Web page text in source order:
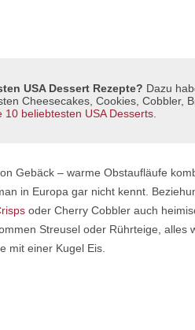
USA Dessert Rezepte? Dazu
Cheesecakes, Cookies, Cobbler,
10 beliebtesten USA Desserts
Gebäck – warme Obstaufläufe
in Europa gar nicht kennt.
oder Cherry Cobbler auch
Streusel oder Rührteige,
mit einer Kugel Eis.